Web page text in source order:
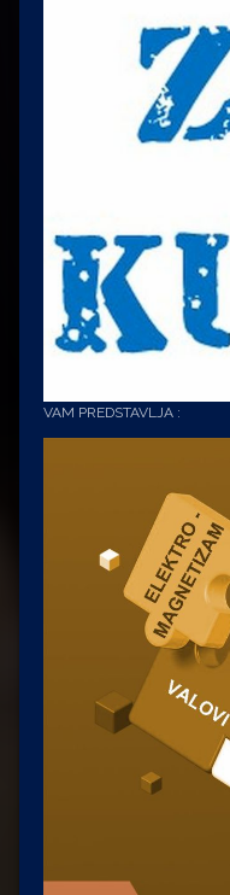
VAM PREDSTAVLJA :